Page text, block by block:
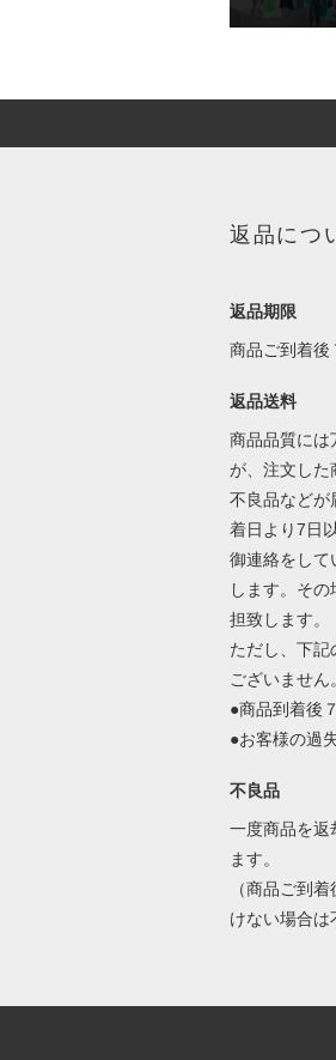
返品につ
返品期限
商品ご到着後
返品送料
商品品質には
が、注文した
不良品などが
着日より7日
御連絡をして
します。そ
担致します。
ただし、下記
ございません。
●商品到着後
●お客様の過
不良品
一度商品を返
ます。
（商品ご到
けない場合は